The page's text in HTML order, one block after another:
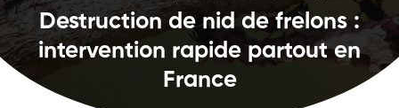
Destruction de nid de frelons :
intervention rapide partout en
France